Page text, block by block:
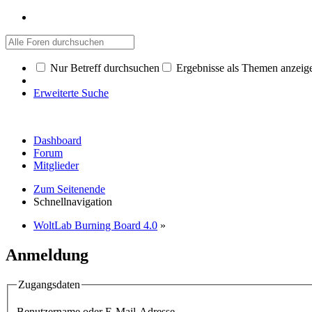
Nur Betreff durchsuchen Ergebnisse als Themen
Erweiterte Suche
Dashboard
Forum
Mitglieder
Zum Seitenende
Schnellnavigation
WoltLab Burning Board 4.0 »
Anmeldung
Zugangsdaten